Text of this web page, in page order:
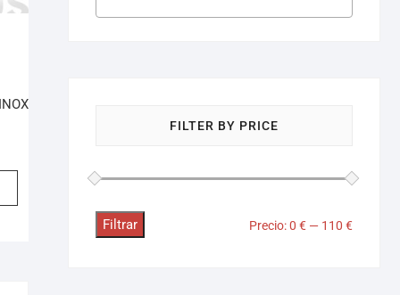
FILTER BY PRICE
Filtrar Precio:0 € — 110 €